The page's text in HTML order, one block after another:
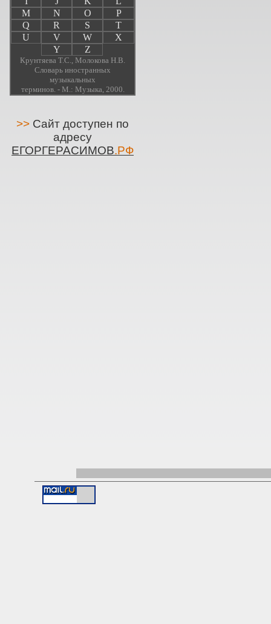
M
N O
P
Q
R S
T
U
V W
X
Y
Z
Крунтяева Т.С., Молокова Н.В.
Словарь иностранных
музыкальных
терминов. - М.: Музыка, 2000.
>> Сайт доступен по
адресу
ЕГОРГЕРАСИМОВ.РФ